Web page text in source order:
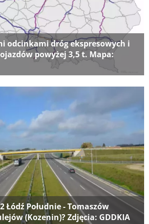
odcinkami dróg ekspresowych i
powyżej 3,5 t. Mapa:
Łódź Południe - Tomaszów
(Kozenin)? Zdjęcia: GDDKIA